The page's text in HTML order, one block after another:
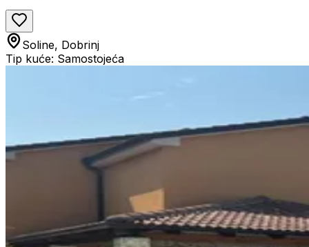
Soline, Dobrinj
Tip kuće: Samostojeća